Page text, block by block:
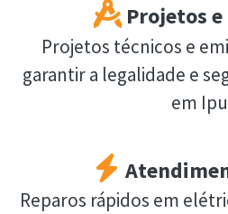
Projetos e
Projetos técnicos e
garantir a legalidade e
em
Reparos rápidos em